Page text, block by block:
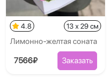
4.8 13 x 29 см
Лимонно-желтая соната
7566₽ Заказать